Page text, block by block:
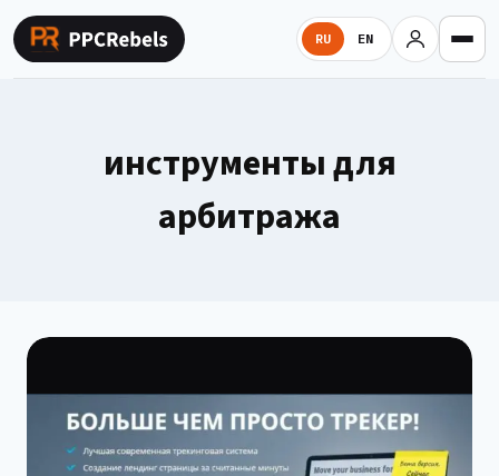
Перейти
содержимому
RU EN
инструменты для
арбитража